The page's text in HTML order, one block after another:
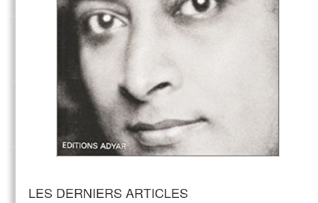
LES DERNIERS ARTICLES